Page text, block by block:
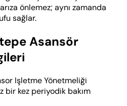
önlemez; aynı zamanda
sağlar.
Asansör
Işletme Yönetmeliği
bir kez periyodik bakım